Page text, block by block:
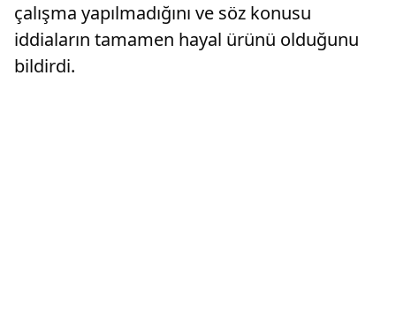
çalışma yapılmadığını ve söz konusu
iddiaların tamamen hayal ürünü olduğunu
bildirdi.